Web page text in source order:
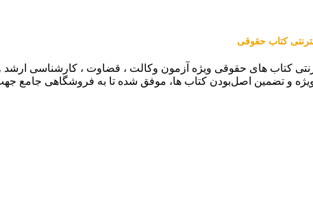
کتاب حقوقی
کتاب های حقوقی ویژه آزمون وکالت ، قضاوت ، کارشناسی ارشد
و تضمین اصل‌بودن کتاب ها، موفق شده تا به فروشگاهی جامع